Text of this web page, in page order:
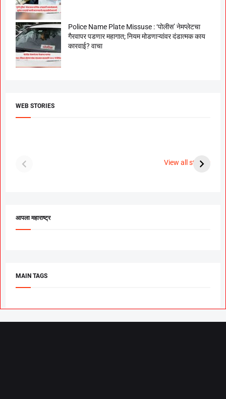
Police Name Plate Missuse : ‘पोलीस’ नेमप्लेटचा
गैरवापर पडणार महागात; नियम मोडणाऱ्यांवर दंडात्मक काय
कारवाई? वाचा
WEB STORIES
View all stories
पूजा सावंत ने गुपचूप
आपला महाराष्ट्र
MAIN TAGS